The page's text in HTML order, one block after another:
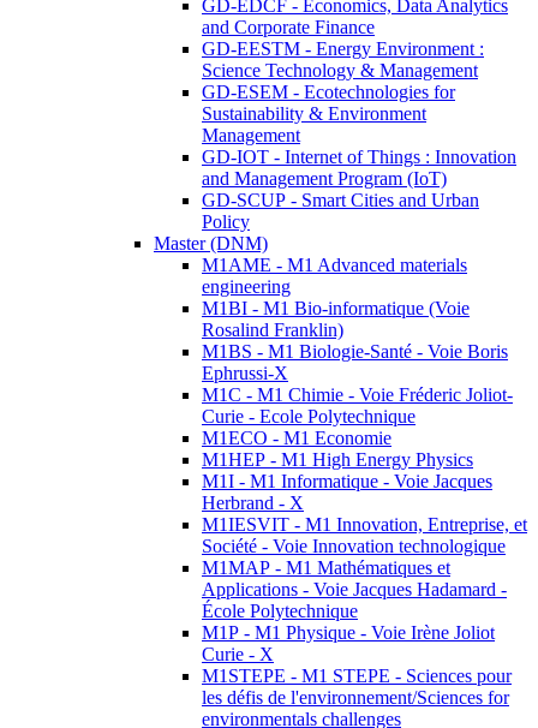
GD-EDCF - Economics, Data Analytics
and Corporate Finance
GD-EESTM - Energy Environment :
Science Technology & Management
GD-ESEM - Ecotechnologies for
Sustainability & Environment
Management
GD-IOT - Internet of Things : Innovation
and Management Program (IoT)
GD-SCUP - Smart Cities and Urban
Policy
Master (DNM)
M1AME - M1 Advanced materials
engineering
M1BI - M1 Bio-informatique (Voie
Rosalind Franklin)
M1BS - M1 Biologie-Santé - Voie Boris
Ephrussi-X
M1C - M1 Chimie - Voie Fréderic Joliot-
Curie - Ecole Polytechnique
M1ECO - M1 Economie
M1HEP - M1 High Energy Physics
M1I - M1 Informatique - Voie Jacques
Herbrand - X
M1IESVIT - M1 Innovation, Entreprise, et
Société - Voie Innovation technologique
M1MAP - M1 Mathématiques et
Applications - Voie Jacques Hadamard -
École Polytechnique
M1P - M1 Physique - Voie Irène Joliot
Curie - X
M1STEPE - M1 STEPE - Sciences pour
les défis de l'environnement/Sciences for
environmentals challenges